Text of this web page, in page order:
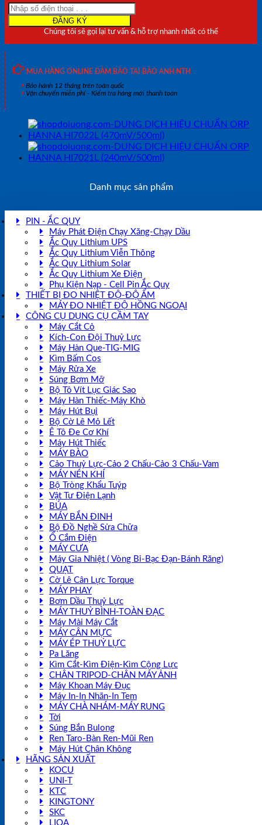
Chúng tôi sẽ gọi lại tư vấn & hỗ trợ nhanh nhất có thể
MUA HÀNG ONLINE ĐẢM BẢO TẠI BẢO ANH NTH
Bảo hành 12 tháng trên toàn quốc
Vận chuyển miễn phí - Kiểm tra hàng mới thanh toán
Danh mục sản phẩm
PIN - ẮC QUY
Máy Phát Điện Chạy Xăng-Chạy Dầu
Ắc Quy Lithium UPS
Ắc Quy Lithium Viễn Thông
Ắc Quy Lithium Solar
Ắc Quy Lithium Xe Điện
Phụ Kiện Nạp - Cell Pin Ắc Quy
THIẾT BỊ ĐO NHIỆT ĐỘ-ĐỘ ẨM
MÁY ĐO NHIỆT ĐỘ HỒNG NGOẠI
CÔNG CỤ DỤNG CỤ CẦM TAY
Máy Cắt Cỏ
Kích-Con Đội Thuỷ Lực
Máy Hàn Que-TIG-MIG
Kìm Bấm Cos
Máy Rửa Xe
Súng Bơm Mỡ
Bộ Tô Vít Lục Giác Sao
Máy Hàn Thiếc-Máy Khò
Máy Hút Bụi
Bộ Cờ Lê Mỏ Lết
Ê Tô Đe Cơ Khí
Máy Hút Thiếc
MÁY BÀO
Cảo Thuỷ Lực-Cảo 2 Chấu-Cảo 3 Chấu-Vam
MÁY NÉN KHÍ
Bộ Tròng Khẩu Tuýp
Vật Tư Điện Lạnh
BÚA
MÁY BẮN ĐINH
Bộ Đồ Nghề Sửa Chữa
Ổ Cắm Điện
MÁY CƯA
Máy Gia Nhiệt ( Vòng Bi-Bạc Đạn-Bánh Răng)
QUẠT
Cờ Lê Cân Lực Torque
MÁY PHAY
Bơm Dầu Thuỷ Lực
MÁY THUỶ BÌNH-TOÀN ĐẠC
Máy Mài Máy Cắt
MÁY CÂN MỰC
MÁY ÉP THUỶ LỰC
Pa Lăng
Kìm Cắt-Kìm Điện-Kìm Cộng Lực
CHÂN TRIPOD-CHÂN MÁY ẢNH
Máy Khoan Máy Đục
Máy In-In Nhãn-In Tem
MÁY CHÀ NHÁM-MÁY RUNG
Tời
Súng Bắn Bulong
Ren Taro-Bàn Ren-Mũi Ren
Máy Hút Chân Không
HÃNG SẢN XUẤT
KOCU
UNI-T
KTC
KINGTONY
SKC
LIOA